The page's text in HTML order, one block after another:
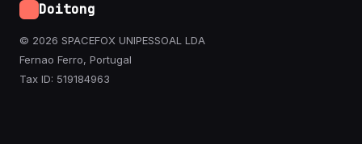
Doitong
© 2026 SPACEFOX UNIPESSOAL LDA
Fernao Ferro, Portugal
Tax ID: 519184963